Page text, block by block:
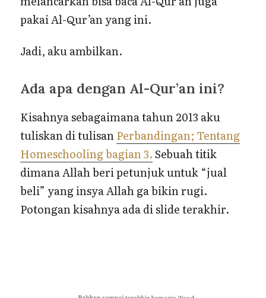
pakai Al-Qur’an yang ini.
Jadi, aku ambilkan.
Ada apa dengan Al-Qur’an ini?
Kisahnya sebagaimana tahun 2013 aku
tuliskan di tulisanPerbandingan; Tentang
Homeschooling bagian 3.Sebuah titik
dimana Allah beri petunjuk untuk “jual
beli” yang insya Allah ga bikin rugi.
Potongan kisahnya ada di slide terakhir.